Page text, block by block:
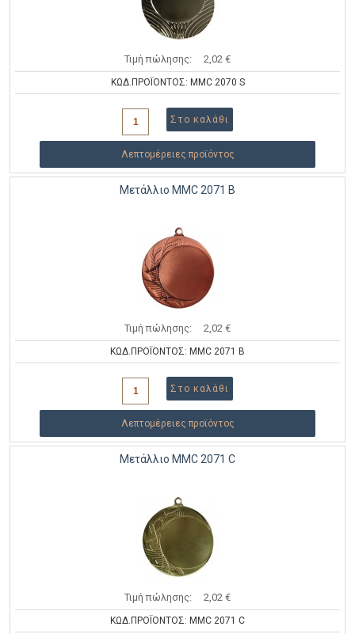
Τιμή πώλησης: 2,02 €
ΚΩΔ.ΠΡΟΪΟΝΤΟΣ: MMC 2070 S
Λεπτομέρειες προϊόντος
Μετάλλιο MMC 2071 B
Τιμή πώλησης: 2,02 €
ΚΩΔ.ΠΡΟΪΟΝΤΟΣ: MMC 2071 B
Λεπτομέρειες προϊόντος
Μετάλλιο MMC 2071 C
Τιμή πώλησης: 2,02 €
ΚΩΔ.ΠΡΟΪΟΝΤΟΣ: MMC 2071 C